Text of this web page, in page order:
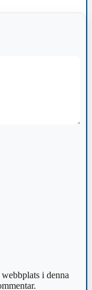
i denna